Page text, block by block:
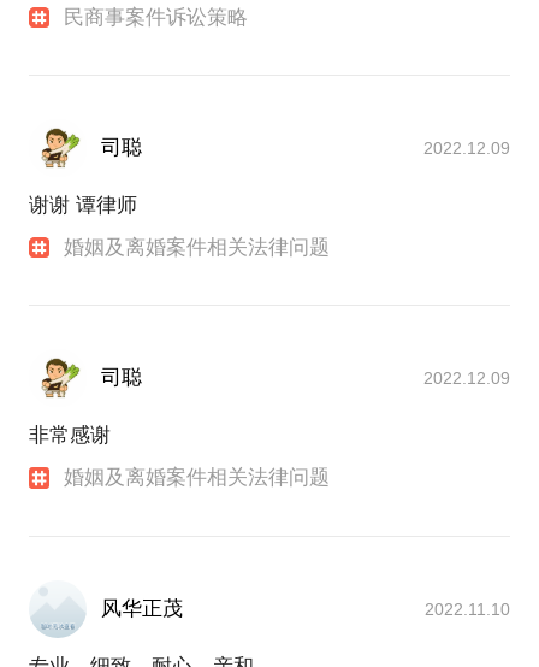
民商事案件诉讼策略
司聪 2022.12.09
谢谢 谭律师
婚姻及离婚案件相关法律问题
司聪 2022.12.09
非常感谢
婚姻及离婚案件相关法律问题
风华正茂 2022.11.10